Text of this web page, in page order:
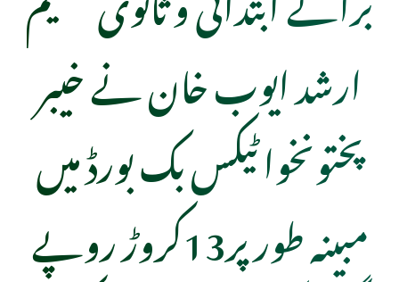
ارشد ایوب خان نے خیبر
پختونخوا ٹیکس بک بورڈ میں
مبینہ طور پر13کروڑ روپے